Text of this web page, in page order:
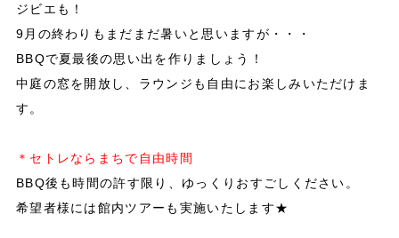
ジビエも！
9月の終わりもまだまだ暑いと思いますが・・・
BBQで夏最後の思い出を作りましょう！
中庭の窓を開放し、ラウンジも自由にお楽しみいただけま
す。
＊セトレならまちで自由時間
BBQ後も時間の許す限り、ゆっくりおすごしください。
希望者様には館内ツアーも実施いたします★